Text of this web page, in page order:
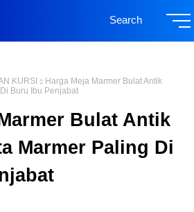
Search
KURSI
Harga Meja Marmer Bulat Antik
Buru Ibu Penjabat
Bulat Antik
Marmer Paling Di